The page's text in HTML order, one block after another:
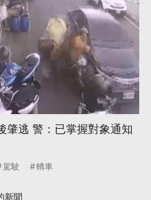
肇逃 警：已掌握對象通知
駕駛 轎車
新聞